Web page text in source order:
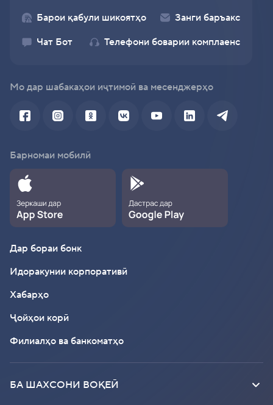
Барои қабули шикоятҳо
Занги баръакс
Чат Бот
Телефони боварии комплаенс
Мо дар шабакаҳои иҷтимоӣ ва месенджерҳо
Барномаи мобилӣ
Дар бораи бонк
Идоракунии корпоративӣ
Хабарҳо
Ҷойҳои корӣ
Филиалҳо ва банкоматҳо
БА ШАХСОНИ ВОҚЕӢ